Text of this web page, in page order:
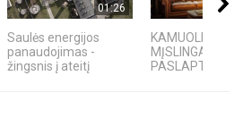
01:26
Saulės energijos
panaudojimas -
žingsnis į ateitį
KAMUOLINIS
MĮSLINGA
PASLAPTIS